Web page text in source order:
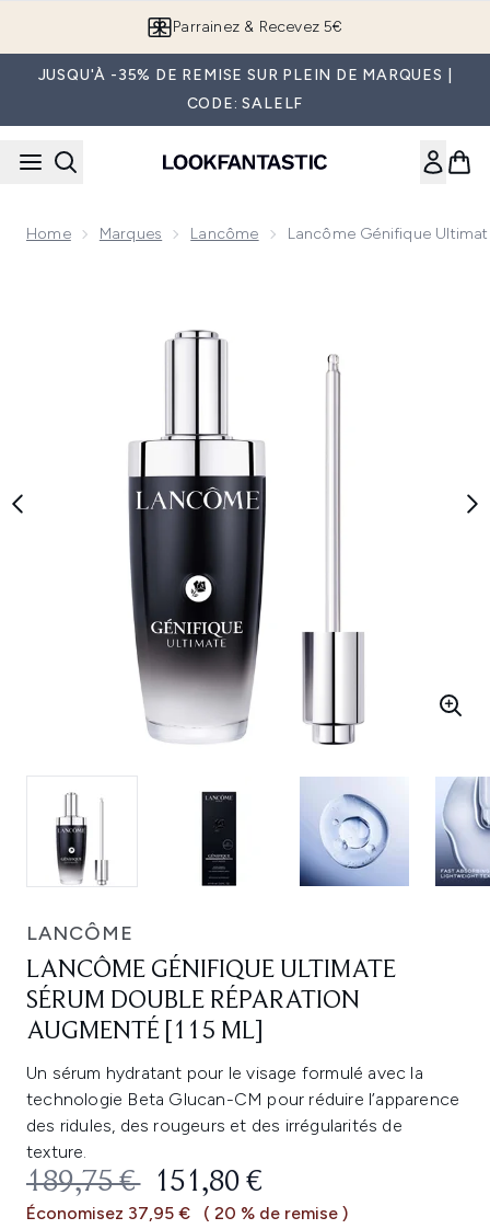
Parrainez & Recevez 5€
JUSQU'À -35% DE REMISE SUR PLEIN DE MARQUES |
CODE: SALELF
Home Marques Lancôme Lancôme Génifique
LANCÔME
LANCÔME GÉNIFIQUE ULTIMATE
SÉRUM DOUBLE RÉPARATION
AUGMENTÉ [115 ML]
Un sérum hydratant pour le visage formulé avec la
technologie Beta Glucan-CM pour réduire l’apparence
des ridules, des rougeurs et des irrégularités de
texture.
PRIX DE VENTE :
189,75 € PRIX ​​ACTUEL :
151,80 €
Économisez 37,95 € ( 20 % de remise )